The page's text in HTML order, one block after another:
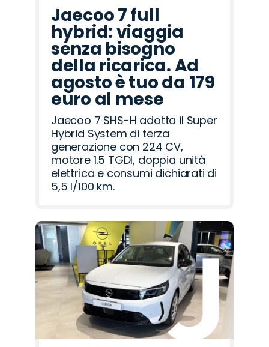
Jaecoo 7 full
hybrid: viaggia
senza bisogno
della ricarica. Ad
agosto è tuo da 179
euro al mese
Jaecoo 7 SHS-H adotta il Super
Hybrid System di terza
generazione con 224 CV,
motore 1.5 TGDI, doppia unità
elettrica e consumi dichiarati di
5,5 l/100 km.